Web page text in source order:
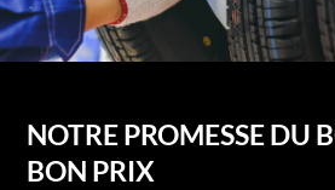
NOTRE PROMESSE DU
BON PRIX